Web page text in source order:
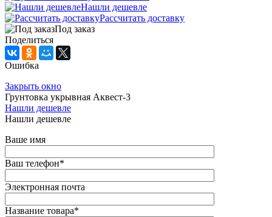
Нашли дешевле
Рассчитать доставку
Под заказ
Поделиться
Ошибка
Закрыть окно
Грунтовка укрывная Аквест-3
Нашли дешевле
Нашли дешевле
Ваше имя
Ваш телефон*
Электронная почта
Название товара*